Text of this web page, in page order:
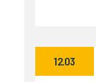
12.03